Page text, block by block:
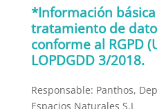
*Información
tratamiento de
conforme al RGPD
LOPDGDD 3/2018.
Responsable: Panthos,
Espacios Naturales S.L